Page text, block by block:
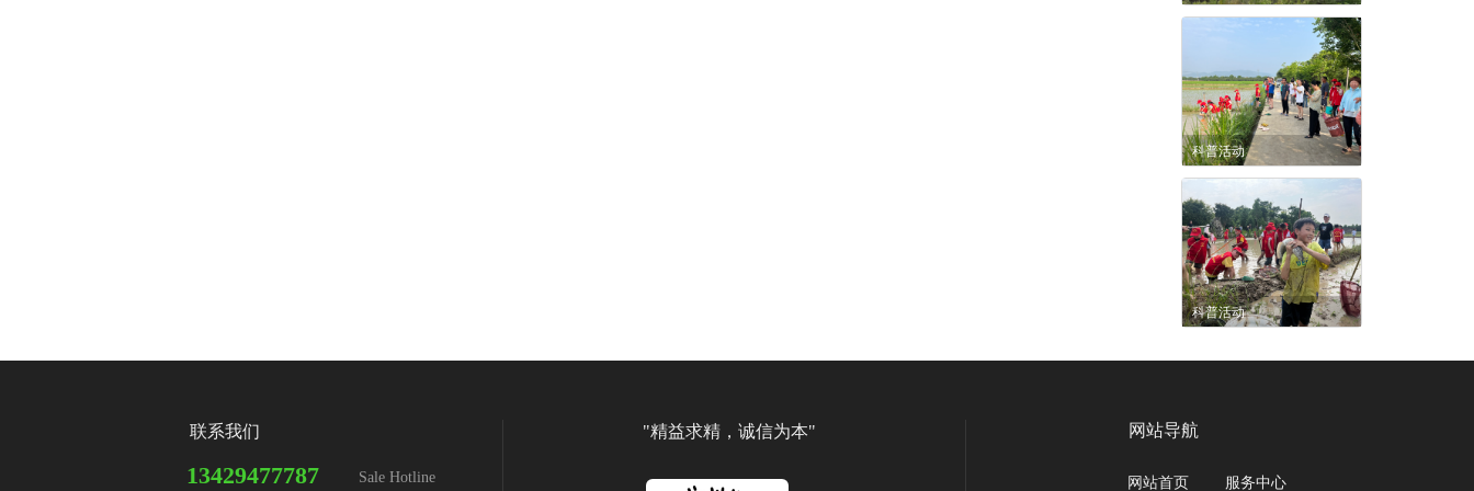
科普活动
科普活动
联系我们
13429477787 Sale Hotline
"精益求精，诚信为本" 网站导航
网站首页 服务中心